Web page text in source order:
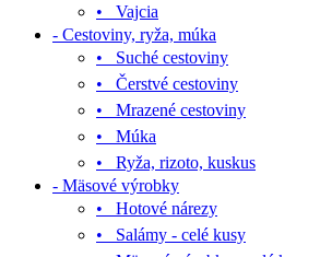
• Vajcia
- Cestoviny, ryža, múka
• Suché cestoviny
• Čerstvé cestoviny
• Mrazené cestoviny
• Múka
• Ryža, rizoto, kuskus
- Mäsové výrobky
• Hotové nárezy
• Salámy - celé kusy